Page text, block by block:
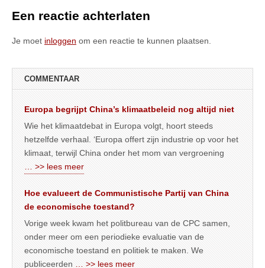
Een reactie achterlaten
Je moet inloggen om een reactie te kunnen plaatsen.
COMMENTAAR
Europa begrijpt China’s klimaatbeleid nog altijd niet
Wie het klimaatdebat in Europa volgt, hoort steeds
hetzelfde verhaal. ‘Europa offert zijn industrie op voor het
klimaat, terwijl China onder het mom van vergroening
… >> lees meer
Hoe evalueert de Communistische Partij van China
de economische toestand?
Vorige week kwam het politbureau van de CPC samen,
onder meer om een periodieke evaluatie van de
economische toestand en politiek te maken. We
publiceerden … >> lees meer